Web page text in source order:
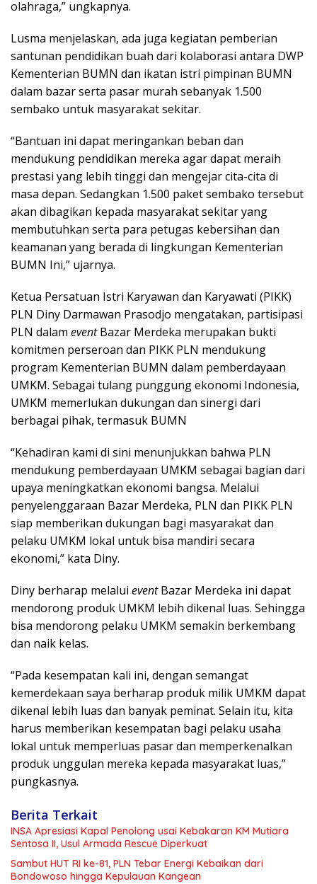
olahraga,” ungkapnya.
Lusma menjelaskan, ada juga kegiatan pemberian
santunan pendidikan buah dari kolaborasi antara DWP
Kementerian BUMN dan ikatan istri pimpinan BUMN
dalam bazar serta pasar murah sebanyak 1.500
sembako untuk masyarakat sekitar.
“Bantuan ini dapat meringankan beban dan
mendukung pendidikan mereka agar dapat meraih
prestasi yang lebih tinggi dan mengejar cita-cita di
masa depan. Sedangkan 1.500 paket sembako tersebut
akan dibagikan kepada masyarakat sekitar yang
membutuhkan serta para petugas kebersihan dan
keamanan yang berada di lingkungan Kementerian
BUMN Ini,” ujarnya.
Ketua Persatuan Istri Karyawan dan Karyawati (PIKK)
PLN Diny Darmawan Prasodjo mengatakan, partisipasi
PLN dalam eventBazar Merdeka merupakan bukti
komitmen perseroan dan PIKK PLN mendukung
program Kementerian BUMN dalam pemberdayaan
UMKM. Sebagai tulang punggung ekonomi Indonesia,
UMKM memerlukan dukungan dan sinergi dari
berbagai pihak, termasuk BUMN
“Kehadiran kami di sini menunjukkan bahwa PLN
mendukung pemberdayaan UMKM sebagai bagian dari
upaya meningkatkan ekonomi bangsa. Melalui
penyelenggaraan Bazar Merdeka, PLN dan PIKK PLN
siap memberikan dukungan bagi masyarakat dan
pelaku UMKM lokal untuk bisa mandiri secara
ekonomi,” kata Diny.
Diny berharap melalui eventBazar Merdeka ini dapat
mendorong produk UMKM lebih dikenal luas. Sehingga
bisa mendorong pelaku UMKM semakin berkembang
dan naik kelas.
“Pada kesempatan kali ini, dengan semangat
kemerdekaan saya berharap produk milik UMKM dapat
dikenal lebih luas dan banyak peminat. Selain itu, kita
harus memberikan kesempatan bagi pelaku usaha
lokal untuk memperluas pasar dan memperkenalkan
produk unggulan mereka kepada masyarakat luas,”
pungkasnya.
Berita Terkait
INSA Apresiasi Kapal Penolong usai Kebakaran KM Mutiara
Sentosa II, Usul Armada Rescue Diperkuat
Sambut HUT RI ke-81, PLN Tebar Energi Kebaikan dari
Bondowoso hingga Kepulauan Kangean